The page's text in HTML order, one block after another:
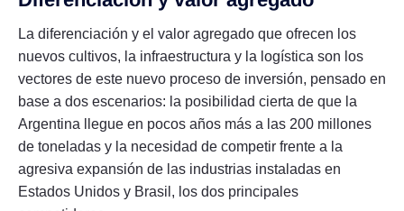
La diferenciación y el valor agregado que ofrecen los
nuevos cultivos, la infraestructura y la logística son los
vectores de este nuevo proceso de inversión, pensado en
base a dos escenarios: la posibilidad cierta de que la
Argentina llegue en pocos años más a las 200 millones
de toneladas y la necesidad de competir frente a la
agresiva expansión de las industrias instaladas en
Estados Unidos y Brasil, los dos principales